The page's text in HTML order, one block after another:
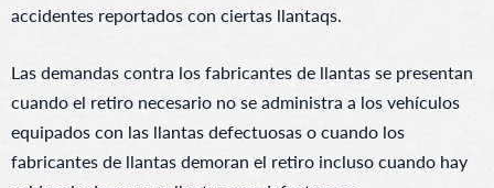
accidentes reportados con ciertas llantaqs.
Las demandas contra los fabricantes de llantas se presentan
cuando el retiro necesario no se administra a los vehículos
equipados con las llantas defectuosas o cuando los
fabricantes de llantas demoran el retiro incluso cuando hay